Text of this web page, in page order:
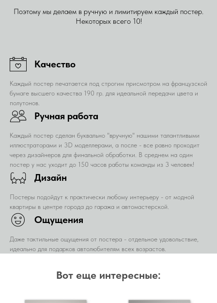
Поэтому мы делаем в ручную и лимитируем каждый постер.
Некоторых всего 10!
Качество
Каждый постер печатается под строгим присмотром на французской
бумаге высшего качества 190 гр. для идеальной передачи цвета и
полутонов.
Ручная работа
Каждый постер сделан буквально "вручную" нашими талантливыми
иллюстраторами и 3D моделлерами, а после - все равно проходит
через дизайнеров для финальной обработки. В среднем на один
постер у нас уходит до 150 часов работы команды из 3 человек!
Дизайн
Постеры подойдут к практически любому интерьеру - от модной
квартиры в центре города до гаража и автомастерской.
Ощущения
Даже тактильные ощущения от постера - отдельное удовольствие,
идеально для подарков автолюбителям всех возрастов.
Вот еще интересные: